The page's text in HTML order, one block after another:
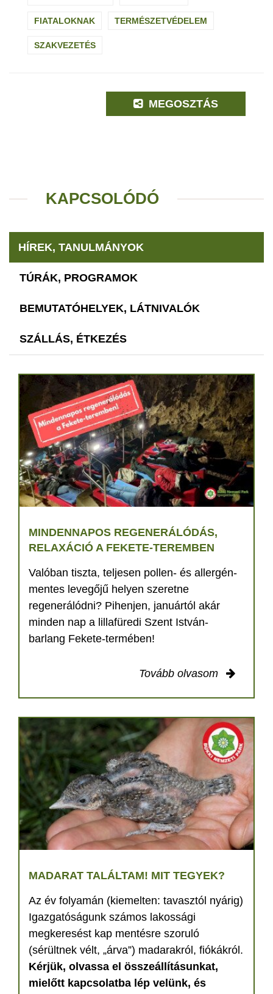
FIATALOKNAK TERMÉSZETVÉDELEM
SZAKVEZETÉS
MEGOSZTÁS
KAPCSOLÓDÓ
HÍREK, TANULMÁNYOK
TÚRÁK, PROGRAMOK
BEMUTATÓHELYEK, LÁTNIVALÓK
SZÁLLÁS, ÉTKEZÉS
MINDENNAPOS REGENERÁLÓDÁS,
RELAXÁCIÓ A FEKETE-TEREMBEN
Valóban tiszta, teljesen pollen- és allergén-
mentes levegőjű helyen szeretne
regenerálódni? Pihenjen, januártól akár
minden nap a lillafüredi Szent István-
barlang Fekete-termében!
Tovább olvasom
MADARAT TALÁLTAM! MIT TEGYEK?
Az év folyamán (kiemelten: tavasztól nyárig)
Igazgatóságunk számos lakossági
megkeresést kap mentésre szoruló
(sérültnek vélt, „árva”) madarakról, fiókákról.
Kérjük, olvassa el összeállításunkat,
mielőtt kapcsolatba lép velünk, és